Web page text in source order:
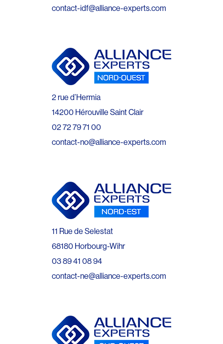
contact-idf@alliance-experts.com
2 rue d’Hermia
14200 Hérouville Saint Clair
02 72 79 71 00
contact-no@alliance-experts.com
11 Rue de Selestat
68180 Horbourg-Wihr
03 89 41 08 94
contact-ne@alliance-experts.com